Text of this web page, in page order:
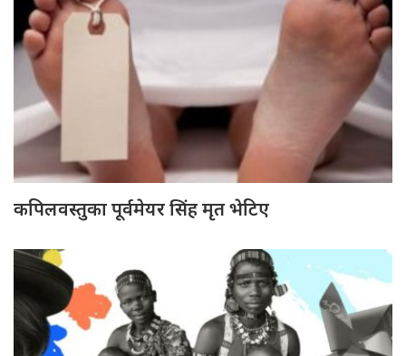
कपिलवस्तुका पूर्वमेयर सिंह मृत भेटिए